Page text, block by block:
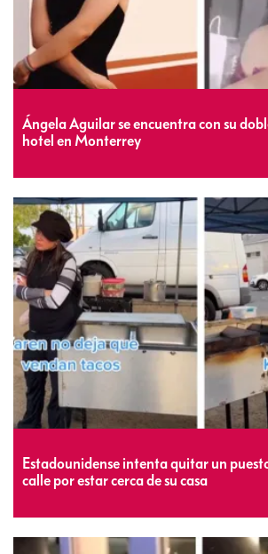
Ángela Aguilar se encuentra con su
hotel en Monterrey
Estadounidense intenta quitar un
calle por estar cerca de su casa